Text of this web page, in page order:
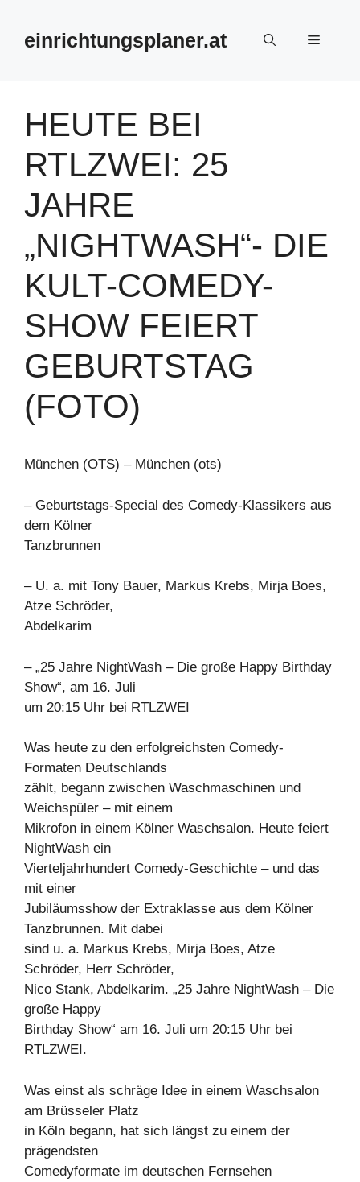
springeneinrichtungsplaner.at Menü
HEUTE BEI
RTLZWEI: 25
JAHRE
„NIGHTWASH“- DIE
KULT-COMEDY-
SHOW FEIERT
GEBURTSTAG
(FOTO)
München (OTS) – München (ots)
– Geburtstags-Special des Comedy-Klassikers aus
dem Kölner
Tanzbrunnen
– U. a. mit Tony Bauer, Markus Krebs, Mirja Boes,
Atze Schröder,
Abdelkarim
– „25 Jahre NightWash – Die große Happy Birthday
Show“, am 16. Juli
um 20:15 Uhr bei RTLZWEI
Was heute zu den erfolgreichsten Comedy-
Formaten Deutschlands
zählt, begann zwischen Waschmaschinen und
Weichspüler – mit einem
Mikrofon in einem Kölner Waschsalon. Heute feiert
NightWash ein
Vierteljahrhundert Comedy-Geschichte – und das
mit einer
Jubiläumsshow der Extraklasse aus dem Kölner
Tanzbrunnen. Mit dabei
sind u. a. Markus Krebs, Mirja Boes, Atze
Schröder, Herr Schröder,
Nico Stank, Abdelkarim. „25 Jahre NightWash – Die
große Happy
Birthday Show“ am 16. Juli um 20:15 Uhr bei
RTLZWEI.
Was einst als schräge Idee in einem Waschsalon
am Brüsseler Platz
in Köln begann, hat sich längst zu einem der
prägendsten
Comedyformate im deutschen Fernsehen